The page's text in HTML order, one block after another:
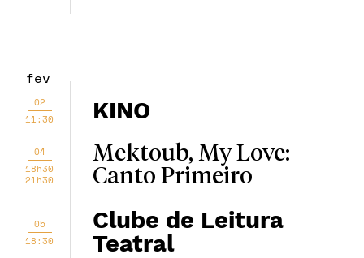
fev
02
11:30
KINO
04
18h30
21h30
Mektoub, My Love:
Canto Primeiro
05
18:30
Clube de Leitura
Teatral